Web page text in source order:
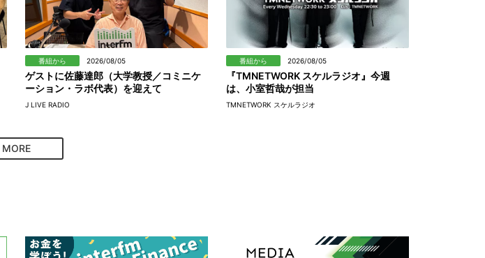
番組から 2026/08/05
ゲストに佐藤達郎（大学教授／コミニケ
ーション・ラボ代表）を迎えて
J LIVE RADIO
番組から 2026/08/05
『TMNETWORK スケルラジオ』今週
は、小室哲哉が担当
TMNETWORK スケルラジオ
MORE